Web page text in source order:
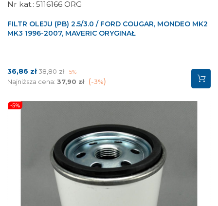
5116166 ORG
FILTR OLEJU (PB) 2.5/3.0 / FORD COUGAR, MONDEO MK2
MK3 1996-2007, MAVERIC ORYGINAŁ
Cena
36,86 zł Cena
podstawowa
38,80 zł -5%
Najniższa cena: 37,90 zł -3%
-5%